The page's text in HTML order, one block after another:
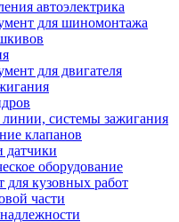
автоэлектрика
для шиномонтажа
для двигателя
системы зажигания
клапанов
датчики
оборудование
для кузовных работ
части